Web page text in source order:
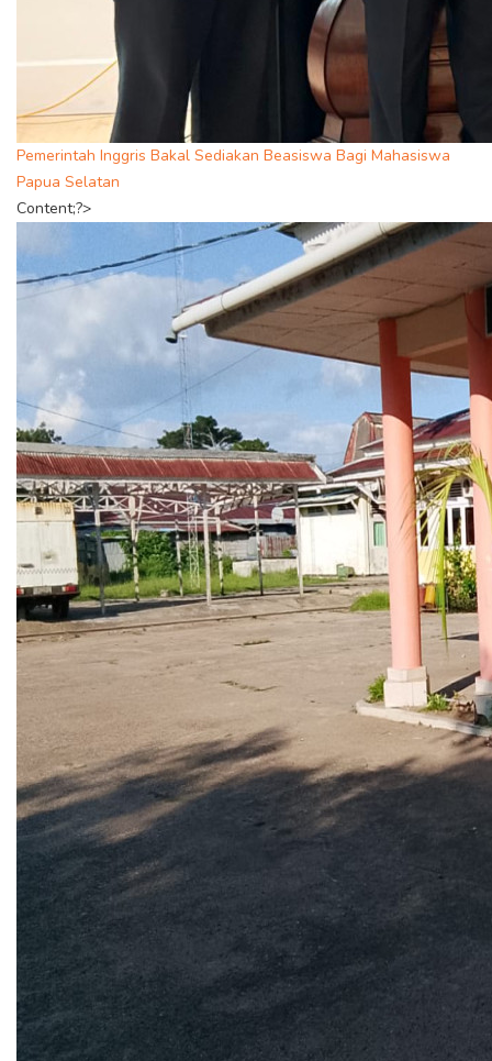
Pemerintah Inggris Bakal Sediakan Beasiswa Bagi Mahasiswa
Papua Selatan
Content;?>